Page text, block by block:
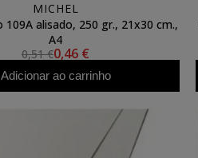
MICHEL
109A alisado, 250 gr., 21x30 cm.,
A4
0,51 €0,46 €
Adicionar ao carrinho